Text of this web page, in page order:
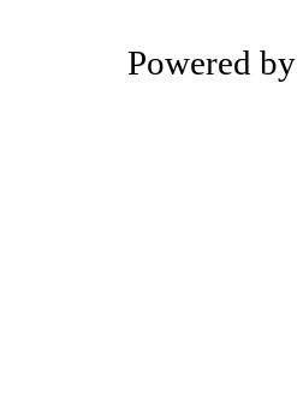
Powered by